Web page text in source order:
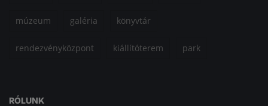
múzeum galéria könyvtár
rendezvényközpont kiállítóterem park
RÓLUNK